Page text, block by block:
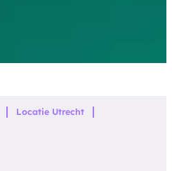
Locatie Utrecht